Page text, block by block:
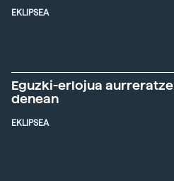
EKLIPSEA
Eguzki-erlojua
denean
EKLIPSEA